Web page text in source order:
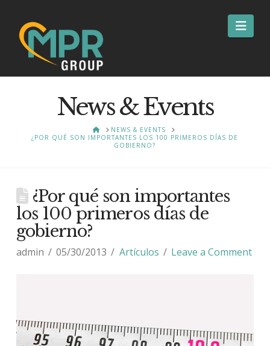
News & Events
HOMENEWS & EVENTS
¿POR QUÉ SON IMPORTANTES LOS 100 PRIMEROS DÍAS DE
GOBIERNO?
¿Por qué son importantes
los 100 primeros días de
gobierno?
admin 05/30/2013 Artículos Leave a Comment